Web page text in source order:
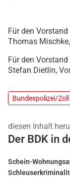
Für den
Thomas
Für den
Stefan Dietlin,
Bundespolizei/Zoll
diesen Inhalt
Der BDK in
Schein-